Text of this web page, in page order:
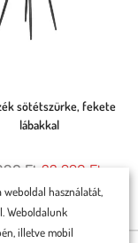
sötétszürke, fekete
lábakkal
Ft 33 990 Ft
weboldal használatát,
Weboldalunk
illetve mobil